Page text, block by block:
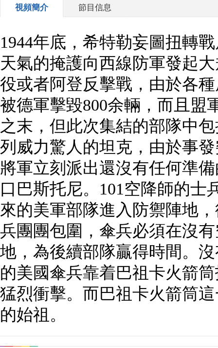
視頻簡介 節目信息
1944年底，希特勒妄圖扭轉
天氣的掩護向西線防軍發起
役或者阿登反擊戰，由於各
被德軍擊毀800余輛，而且盟
之末，但此次集結的部隊中
列威力驚人的坦克，由於事
將軍立刻派出還沒有任何準
口巴斯托尼。101空降師的士
來的美軍部隊進入防禦陣地
兵團團包圍，傘兵必須在沒
地，為後續部隊贏得時間。
的美國傘兵靠着巴祖卡火箭
猛烈衝擊。而巴祖卡火箭筒
的始祖。